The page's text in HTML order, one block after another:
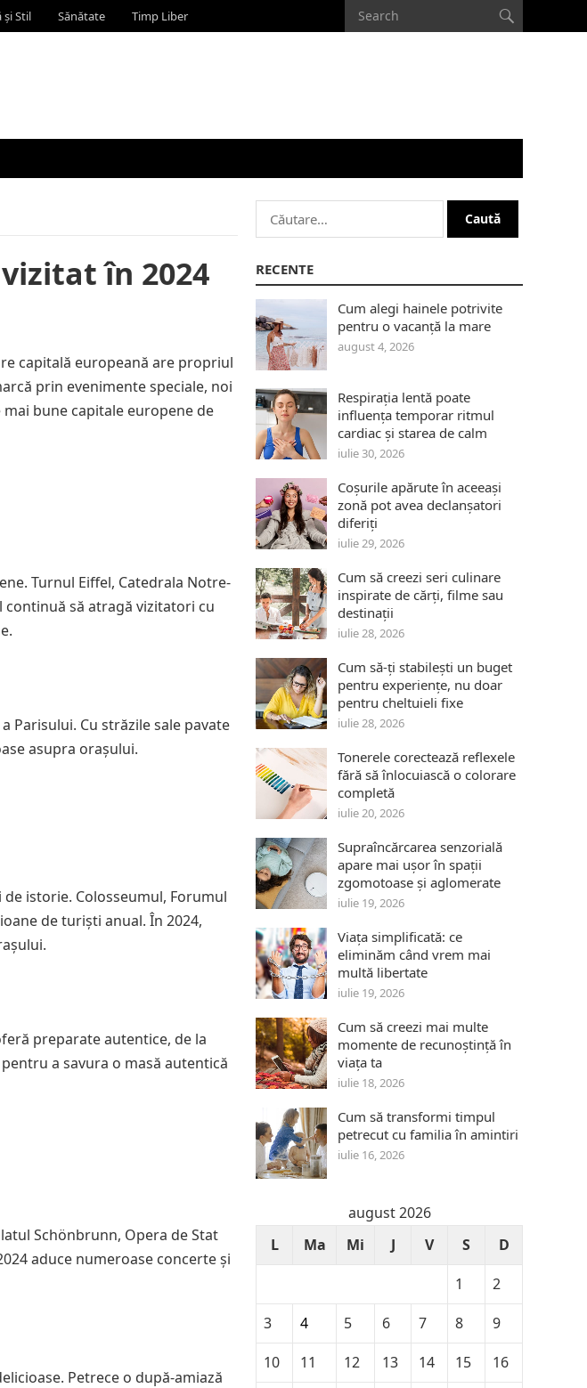
și Stil Sănătate Timp Liber
în 2024
capitală europeană are propriul
prin evenimente speciale, noi
bune capitale europene de
Turnul Eiffel, Catedrala Notre-
continuă să atragă vizitatori cu
Parisului. Cu străzile sale pavate
asupra orașului.
istorie. Colosseumul, Forumul
de turiști anual. În 2024,
preparate autentice, de la
a savura o masă autentică
Schönbrunn, Opera de Stat
aduce numeroase concerte și
Petrece o după-amiază
Caută
după:
RECENTE
Cum alegi hainele potrivite
pentru o vacanță la mare
august 4, 2026
Respirația lentă poate
influența temporar ritmul
cardiac și starea de calm
iulie 30, 2026
Coșurile apărute în aceeași
zonă pot avea declanșatori
diferiți
iulie 29, 2026
Cum să creezi seri culinare
inspirate de cărți, filme sau
destinații
iulie 28, 2026
Cum să-ți stabilești un buget
pentru experiențe, nu doar
pentru cheltuieli fixe
iulie 28, 2026
Tonerele corectează reflexele
fără să înlocuiască o colorare
completă
iulie 20, 2026
Supraîncărcarea senzorială
apare mai ușor în spații
zgomotoase și aglomerate
iulie 19, 2026
Viața simplificată: ce
eliminăm când vrem mai
multă libertate
iulie 19, 2026
Cum să creezi mai multe
momente de recunoștință în
viața ta
iulie 18, 2026
Cum să transformi timpul
petrecut cu familia în amintiri
iulie 16, 2026
august 2026
L
Ma Mi J V S
D
1
2
3
4 5 6 7 8
9
10
11 12 13 14 15
16